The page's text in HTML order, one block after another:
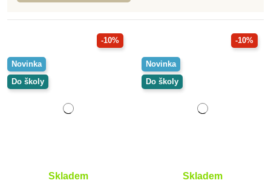
-10%
Novinka
Do školy
Skladem
-10%
Novinka
Do školy
Skladem